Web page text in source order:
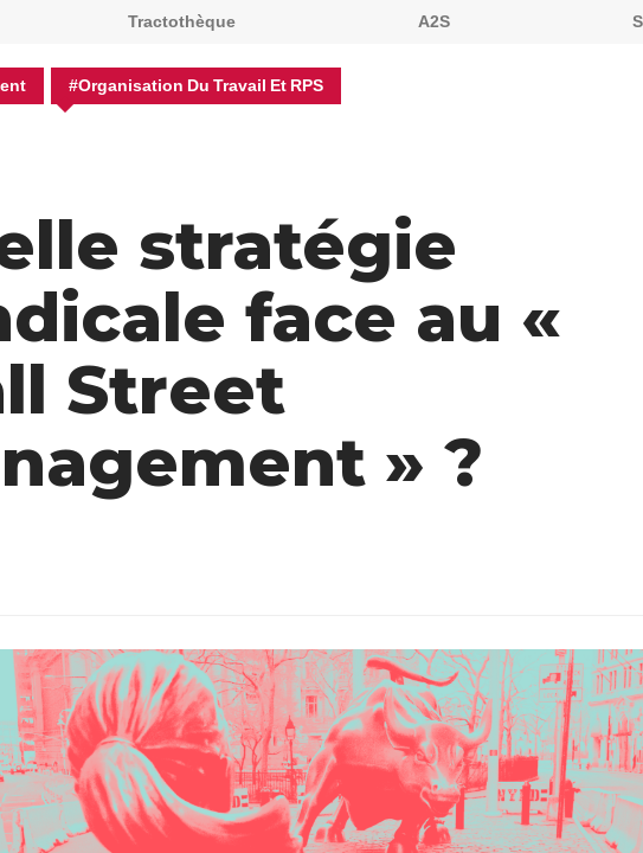
Tractothèque A2S
#Organisation Du Travail Et RPS
stratégie
face au «
Street
» ?